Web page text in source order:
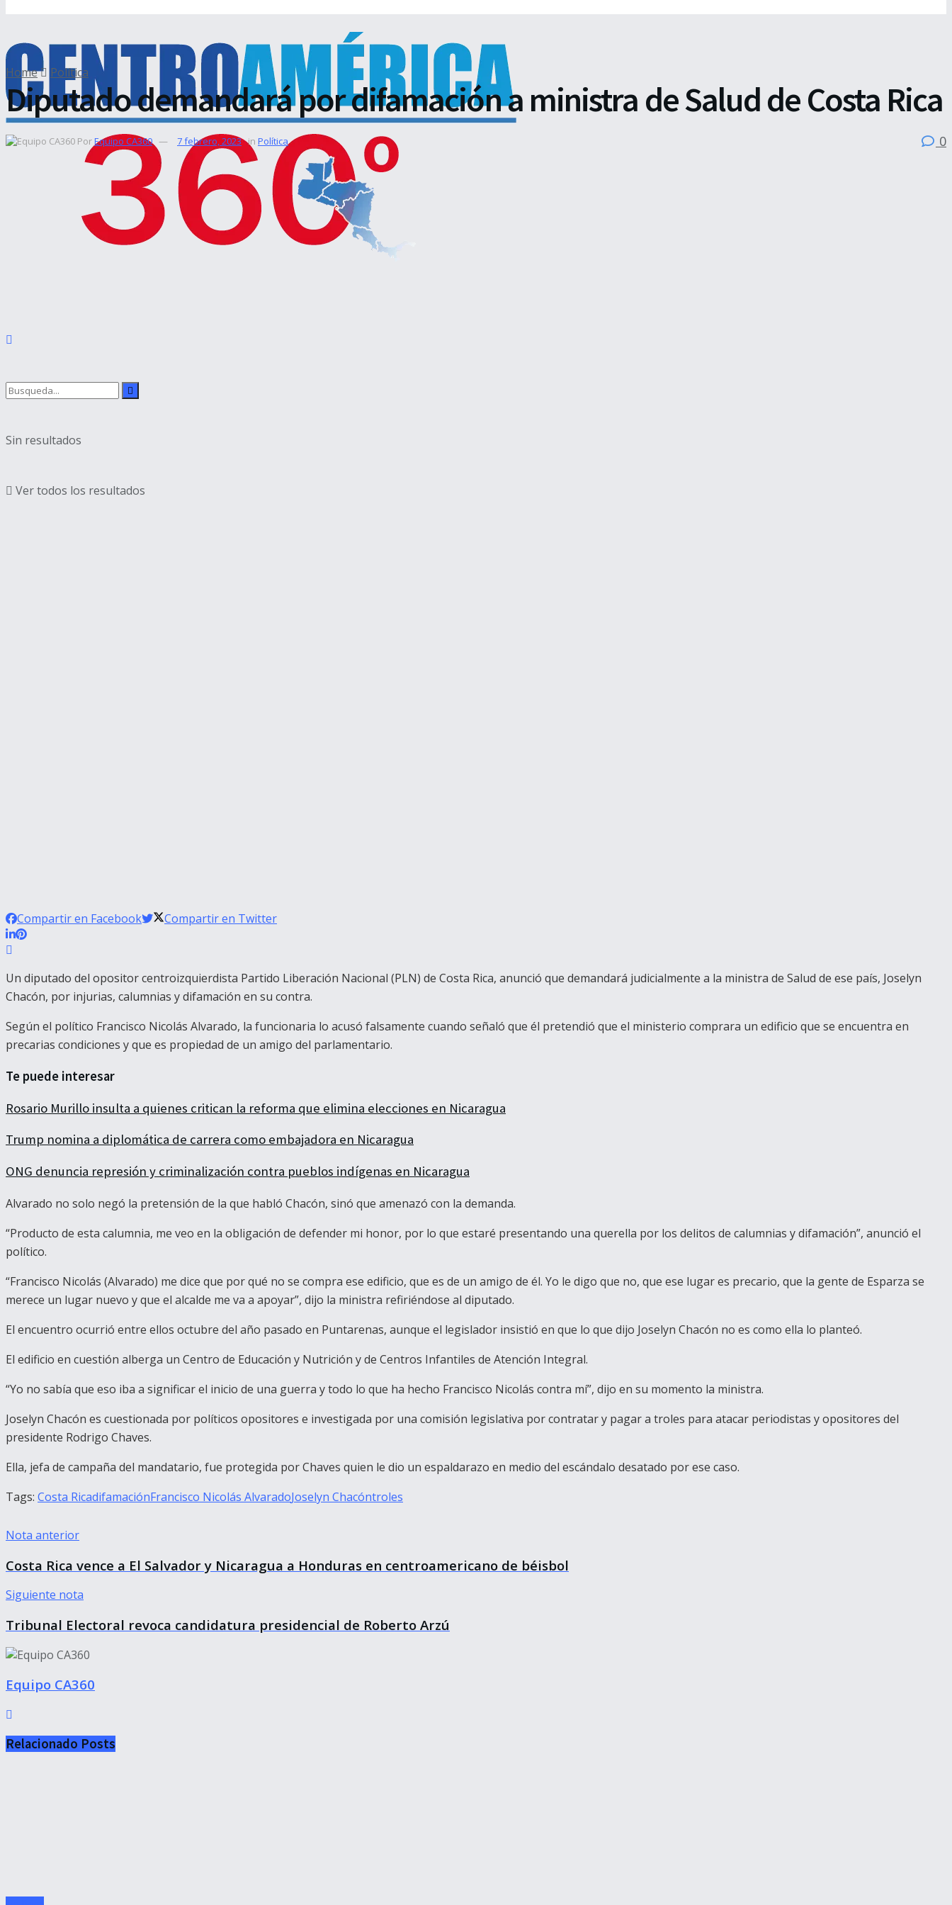
Sin resultados
Ver todos los resultados
Home Política
Diputado demandará por difamación a ministra de Salud de Costa Rica
PorEquipo CA360 7 febrero, 2023 in Política 0
Compartir en Facebook Compartir en Twitter
Un diputado del opositor centroizquierdista Partido Liberación Nacional (PLN) de Costa Rica, anunció que demandará judicialmente a la ministra de Salud de ese país, Joselyn
Chacón, por injurias, calumnias y difamación en su contra.
Según el político Francisco Nicolás Alvarado, la funcionaria lo acusó falsamente cuando señaló que él pretendió que el ministerio comprara un edificio que se encuentra en
precarias condiciones y que es propiedad de un amigo del parlamentario.
Te puede interesar
Rosario Murillo insulta a quienes critican la reforma que elimina elecciones en Nicaragua
Trump nomina a diplomática de carrera como embajadora en Nicaragua
ONG denuncia represión y criminalización contra pueblos indígenas en Nicaragua
Alvarado no solo negó la pretensión de la que habló Chacón, sinó que amenazó con la demanda.
“Producto de esta calumnia, me veo en la obligación de defender mi honor, por lo que estaré presentando una querella por los delitos de calumnias y difamación”, anunció el
político.
“Francisco Nicolás (Alvarado) me dice que por qué no se compra ese edificio, que es de un amigo de él. Yo le digo que no, que ese lugar es precario, que la gente de Esparza se
merece un lugar nuevo y que el alcalde me va a apoyar”, dijo la ministra refiriéndose al diputado.
El encuentro ocurrió entre ellos octubre del año pasado en Puntarenas, aunque el legislador insistió en que lo que dijo Joselyn Chacón no es como ella lo planteó.
El edificio en cuestión alberga un Centro de Educación y Nutrición y de Centros Infantiles de Atención Integral.
“Yo no sabía que eso iba a significar el inicio de una guerra y todo lo que ha hecho Francisco Nicolás contra mí”, dijo en su momento la ministra.
Joselyn Chacón es cuestionada por políticos opositores e investigada por una comisión legislativa por contratar y pagar a troles para atacar periodistas y opositores del
presidente Rodrigo Chaves.
Ella, jefa de campaña del mandatario, fue protegida por Chaves quien le dio un espaldarazo en medio del escándalo desatado por ese caso.
Tags: Costa RicadifamaciónFrancisco Nicolás AlvaradoJoselyn Chacóntroles
Nota anterior
Costa Rica vence a El Salvador y Nicaragua a Honduras en centroamericano de béisbol
Siguiente nota
Tribunal Electoral revoca candidatura presidencial de Roberto Arzú
Equipo CA360
Relacionado Posts